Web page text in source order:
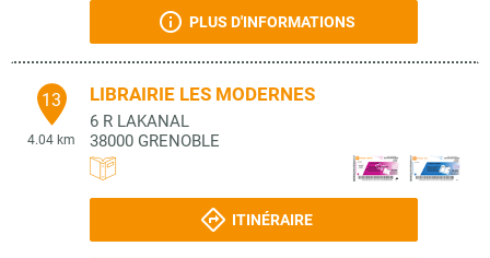
PLUS D'INFORMATIONS
13
4.04 km
LIBRAIRIE LES MODERNES
6 R LAKANAL
38000 GRENOBLE
ITINÉRAIRE